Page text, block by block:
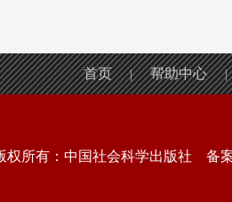
首页 | 帮助中心 |
权所有：中国社会科学出版社 备